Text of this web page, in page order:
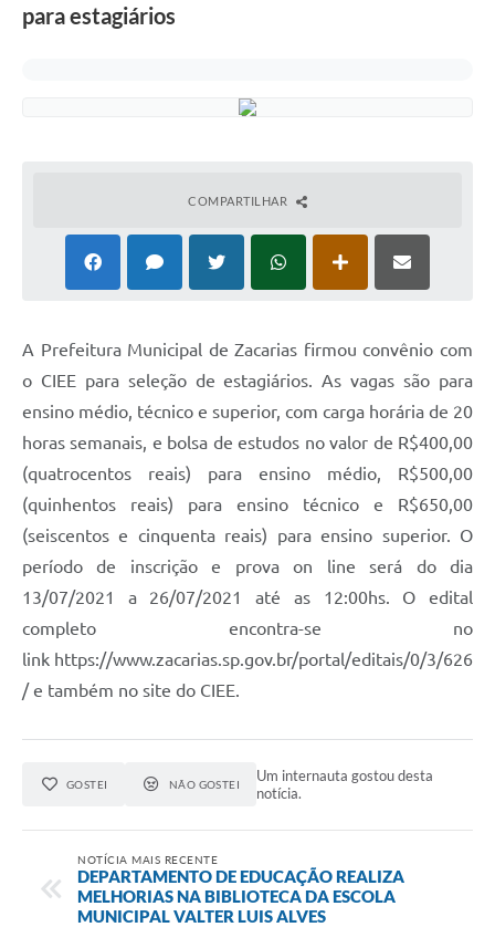
para estagiários
COMPARTILHAR
A Prefeitura Municipal de Zacarias firmou convênio com
o CIEE para seleção de estagiários. As vagas são para
ensino médio, técnico e superior, com carga horária de 20
horas semanais, e bolsa de estudos no valor de R$400,00
(quatrocentos reais) para ensino médio, R$500,00
(quinhentos reais) para ensino técnico e R$650,00
(seiscentos e cinquenta reais) para ensino superior. O
período de inscrição e prova on line será do dia
13/07/2021 a 26/07/2021 até as 12:00hs. O edital
completo encontra-se no
link https://www.zacarias.sp.gov.br/portal/editais/0/3/626
/ e também no site do CIEE.
GOSTEI NÃO GOSTEI
Um internauta gostou desta
notícia.
NOTÍCIA MAIS RECENTE
DEPARTAMENTO DE EDUCAÇÃO REALIZA
MELHORIAS NA BIBLIOTECA DA ESCOLA
MUNICIPAL VALTER LUIS ALVES